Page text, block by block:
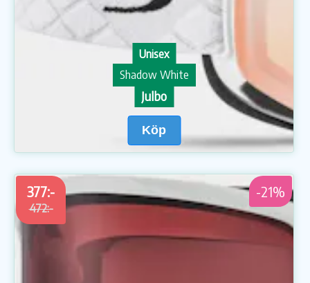
Unisex
Shadow White
Julbo
Köp
377:-
472:-
-21%